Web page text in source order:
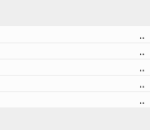
..
..
..
..
..